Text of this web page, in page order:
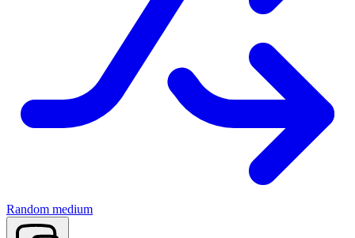
Random medium